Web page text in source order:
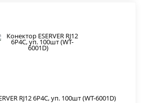
RJ12 6P4С, уп. 100шт (WT-6001D)